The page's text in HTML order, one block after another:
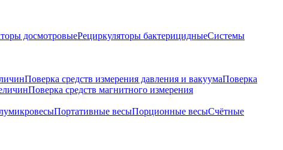
досмотровыеРециркуляторы бактерицидныеСистемы
Поверка средств измерения давления и вакуумаПоверка
Поверка средств магнитного измерения
Портативные весыПорционные весыСчётные